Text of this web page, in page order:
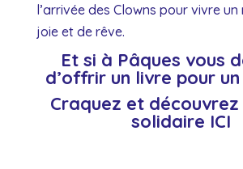
l’arrivée des Clowns pour vivre
joie et de rêve.
Et si à Pâques vous
d’offrir un livre pour
Craquez et
solidaire ICI